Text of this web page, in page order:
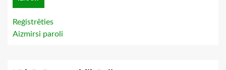
Reģistrēties
Aizmirsi paroli